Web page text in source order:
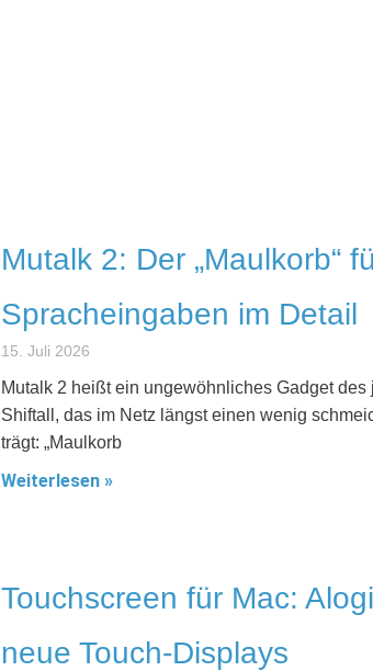
Mutalk 2: Der „Maulkorb“
Spracheingaben im Detail
15. Juli 2026
Mutalk 2 heißt ein ungewöhnliches Gadget
Shiftall, das im Netz längst einen wenig
trägt: „Maulkorb
Weiterlesen »
Touchscreen für Mac:
neue Touch-Displays